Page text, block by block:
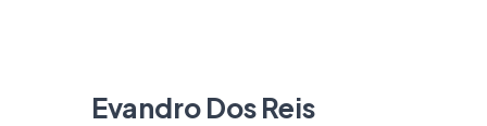
Evandro Dos Reis